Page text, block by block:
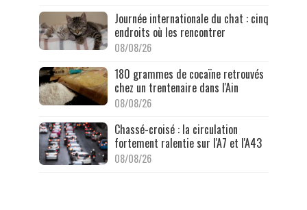
Journée internationale du chat : cinq
endroits où les rencontrer
08/08/26
180 grammes de cocaïne retrouvés
chez un trentenaire dans l'Ain
08/08/26
Chassé-croisé : la circulation
fortement ralentie sur l'A7 et l'A43
08/08/26